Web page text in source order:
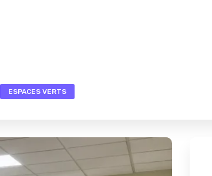
ESPACES VERTS